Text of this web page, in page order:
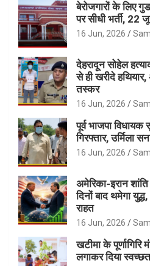
बेरोजगारों के लिए
पर सीधी भर्ती,
16 Jun, 2026
देहरादून सोहेल
से ही खरीदे
तस्कर
16 Jun, 2026
पूर्व भाजपा
गिरफ्तार, उर्मिला
16 Jun, 2026
अमेरिका-इरान
दिनों बाद थमेगा
राहत
16 Jun, 2026
खटीमा के
लगाकर दिया